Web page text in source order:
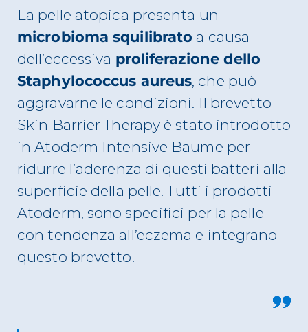
La pelle atopica presenta un
microbioma squilibrato a causa
dell’eccessiva proliferazione dello
Staphylococcus aureus, che può
aggravarne le condizioni. Il brevetto
Skin Barrier Therapy è stato introdotto
in Atoderm Intensive Baume per
ridurre l’aderenza di questi batteri alla
superficie della pelle. Tutti i prodotti
Atoderm, sono specifici per la pelle
con tendenza all’eczema e integrano
questo brevetto.